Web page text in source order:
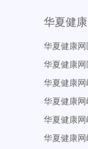
华夏健
华夏健康
华夏健康
华夏健康网
华夏健康网
华夏健康网
华夏健康网